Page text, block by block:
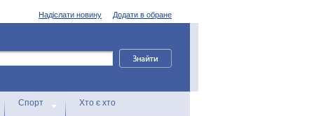
Додати в обране
Надіслати новину
Спорт Хто є хто